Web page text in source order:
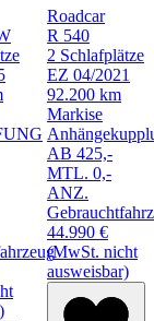
Roadcar
R 540
2 Schlafplätze
EZ 04/2021
92.200 km
Markise
AB 425,-
MTL. 0,-
ANZ.
44.990 €
(MwSt. nicht
ausweisbar)